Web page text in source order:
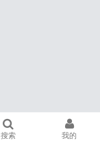
搜索 我的